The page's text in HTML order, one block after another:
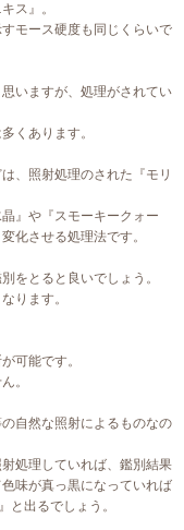
ス』。
モース硬度も同じくらいで
いますが、処理がされてい
くあります。
、照射処理のされた『モリ
』や『スモーキークォー
化させる処理法です。
をとると良いでしょう。
ります。
可能です。
。
自然な照射によるものなの
処理していれば、鑑別結果
味が真っ黒になっていれば
と出るでしょう。